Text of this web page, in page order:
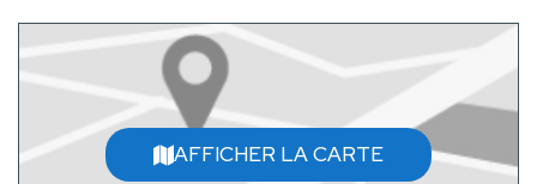
AFFICHER LA CARTE